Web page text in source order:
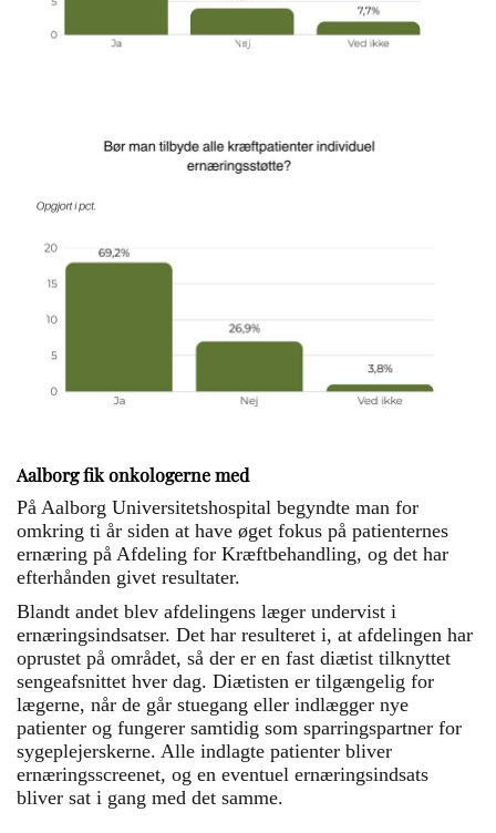
Aalborg fik onkologerne med
På Aalborg Universitetshospital begyndte man for
omkring ti år siden at have øget fokus på patienternes
ernæring på Afdeling for Kræftbehandling, og det har
efterhånden givet resultater.
Blandt andet blev afdelingens læger undervist i
ernæringsindsatser. Det har resulteret i, at afdelingen har
oprustet på området, så der er en fast diætist tilknyttet
sengeafsnittet hver dag. Diætisten er tilgængelig for
lægerne, når de går stuegang eller indlægger nye
patienter og fungerer samtidig som sparringspartner for
sygeplejerskerne. Alle indlagte patienter bliver
ernæringsscreenet, og en eventuel ernæringsindsats
bliver sat i gang med det samme.